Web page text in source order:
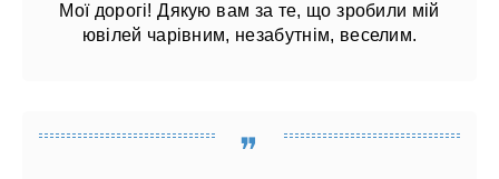
Мої дорогі! Дякую вам за те, що зробили мій
ювілей чарівним, незабутнім, веселим.